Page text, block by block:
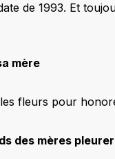
de 1993. Et
mère
fleurs pour
des mères pleurer